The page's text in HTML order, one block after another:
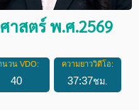
าสตร์ พ.ศ.2569
นวน VDO:
40
ความยาววิดีโอ:
37:37ชม.